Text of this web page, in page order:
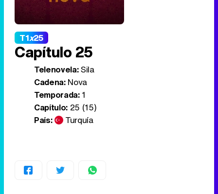
T1x25
Capítulo 25
Telenovela:Sila
Cadena:Nova
Temporada:1
Capítulo:25 (15)
País:
Turquía